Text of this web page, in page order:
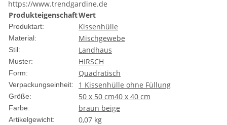
https://www.trendgardine.de
ProdukteigenschaftWert
Produktart: Kissenhülle
Material: Mischgewebe
Stil: Landhaus
Muster: HIRSCH
Form: Quadratisch
Verpackungseinheit: 1 Kissenhülle ohne Füllung
Größe: 50 x 50 cm40 x 40 cm
Farbe: braun beige
Artikelgewicht: 0,07 kg